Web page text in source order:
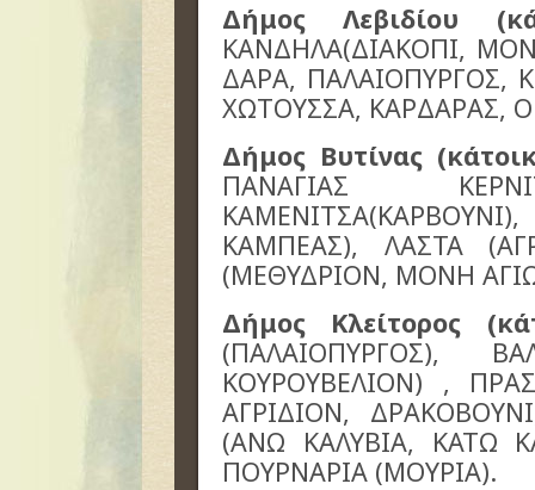
Δήμος Λεβιδίου
ΚΑΝΔΗΛΑ(ΔΙΑΚΟΠΙ,
ΔΑΡΑ, ΠΑΛΑΙΟΠΥΡΓΟΣ,
ΧΩΤΟΥΣΣΑ, ΚΑΡΔΑΡΑΣ,
Δήμος Βυτίνας
ΠΑΝΑΓΙΑΣ
ΚΑΜΠΕΑΣ), ΛΑΣΤΑ
(ΜΕΘΥΔΡΙΟΝ, ΜΟΝΗ
Δήμος Κλείτορος
(ΠΑΛΑΙΟΠΥΡΓΟΣ),
ΚΟΥΡΟΥΒΕΛΙΟΝ) ,
ΑΓΡΙΔΙΟΝ,
(ΑΝΩ ΚΑΛΥΒΙΑ, ΚΑΤΩ
ΠΟΥΡΝΑΡΙΑ (ΜΟΥΡΙΑ).